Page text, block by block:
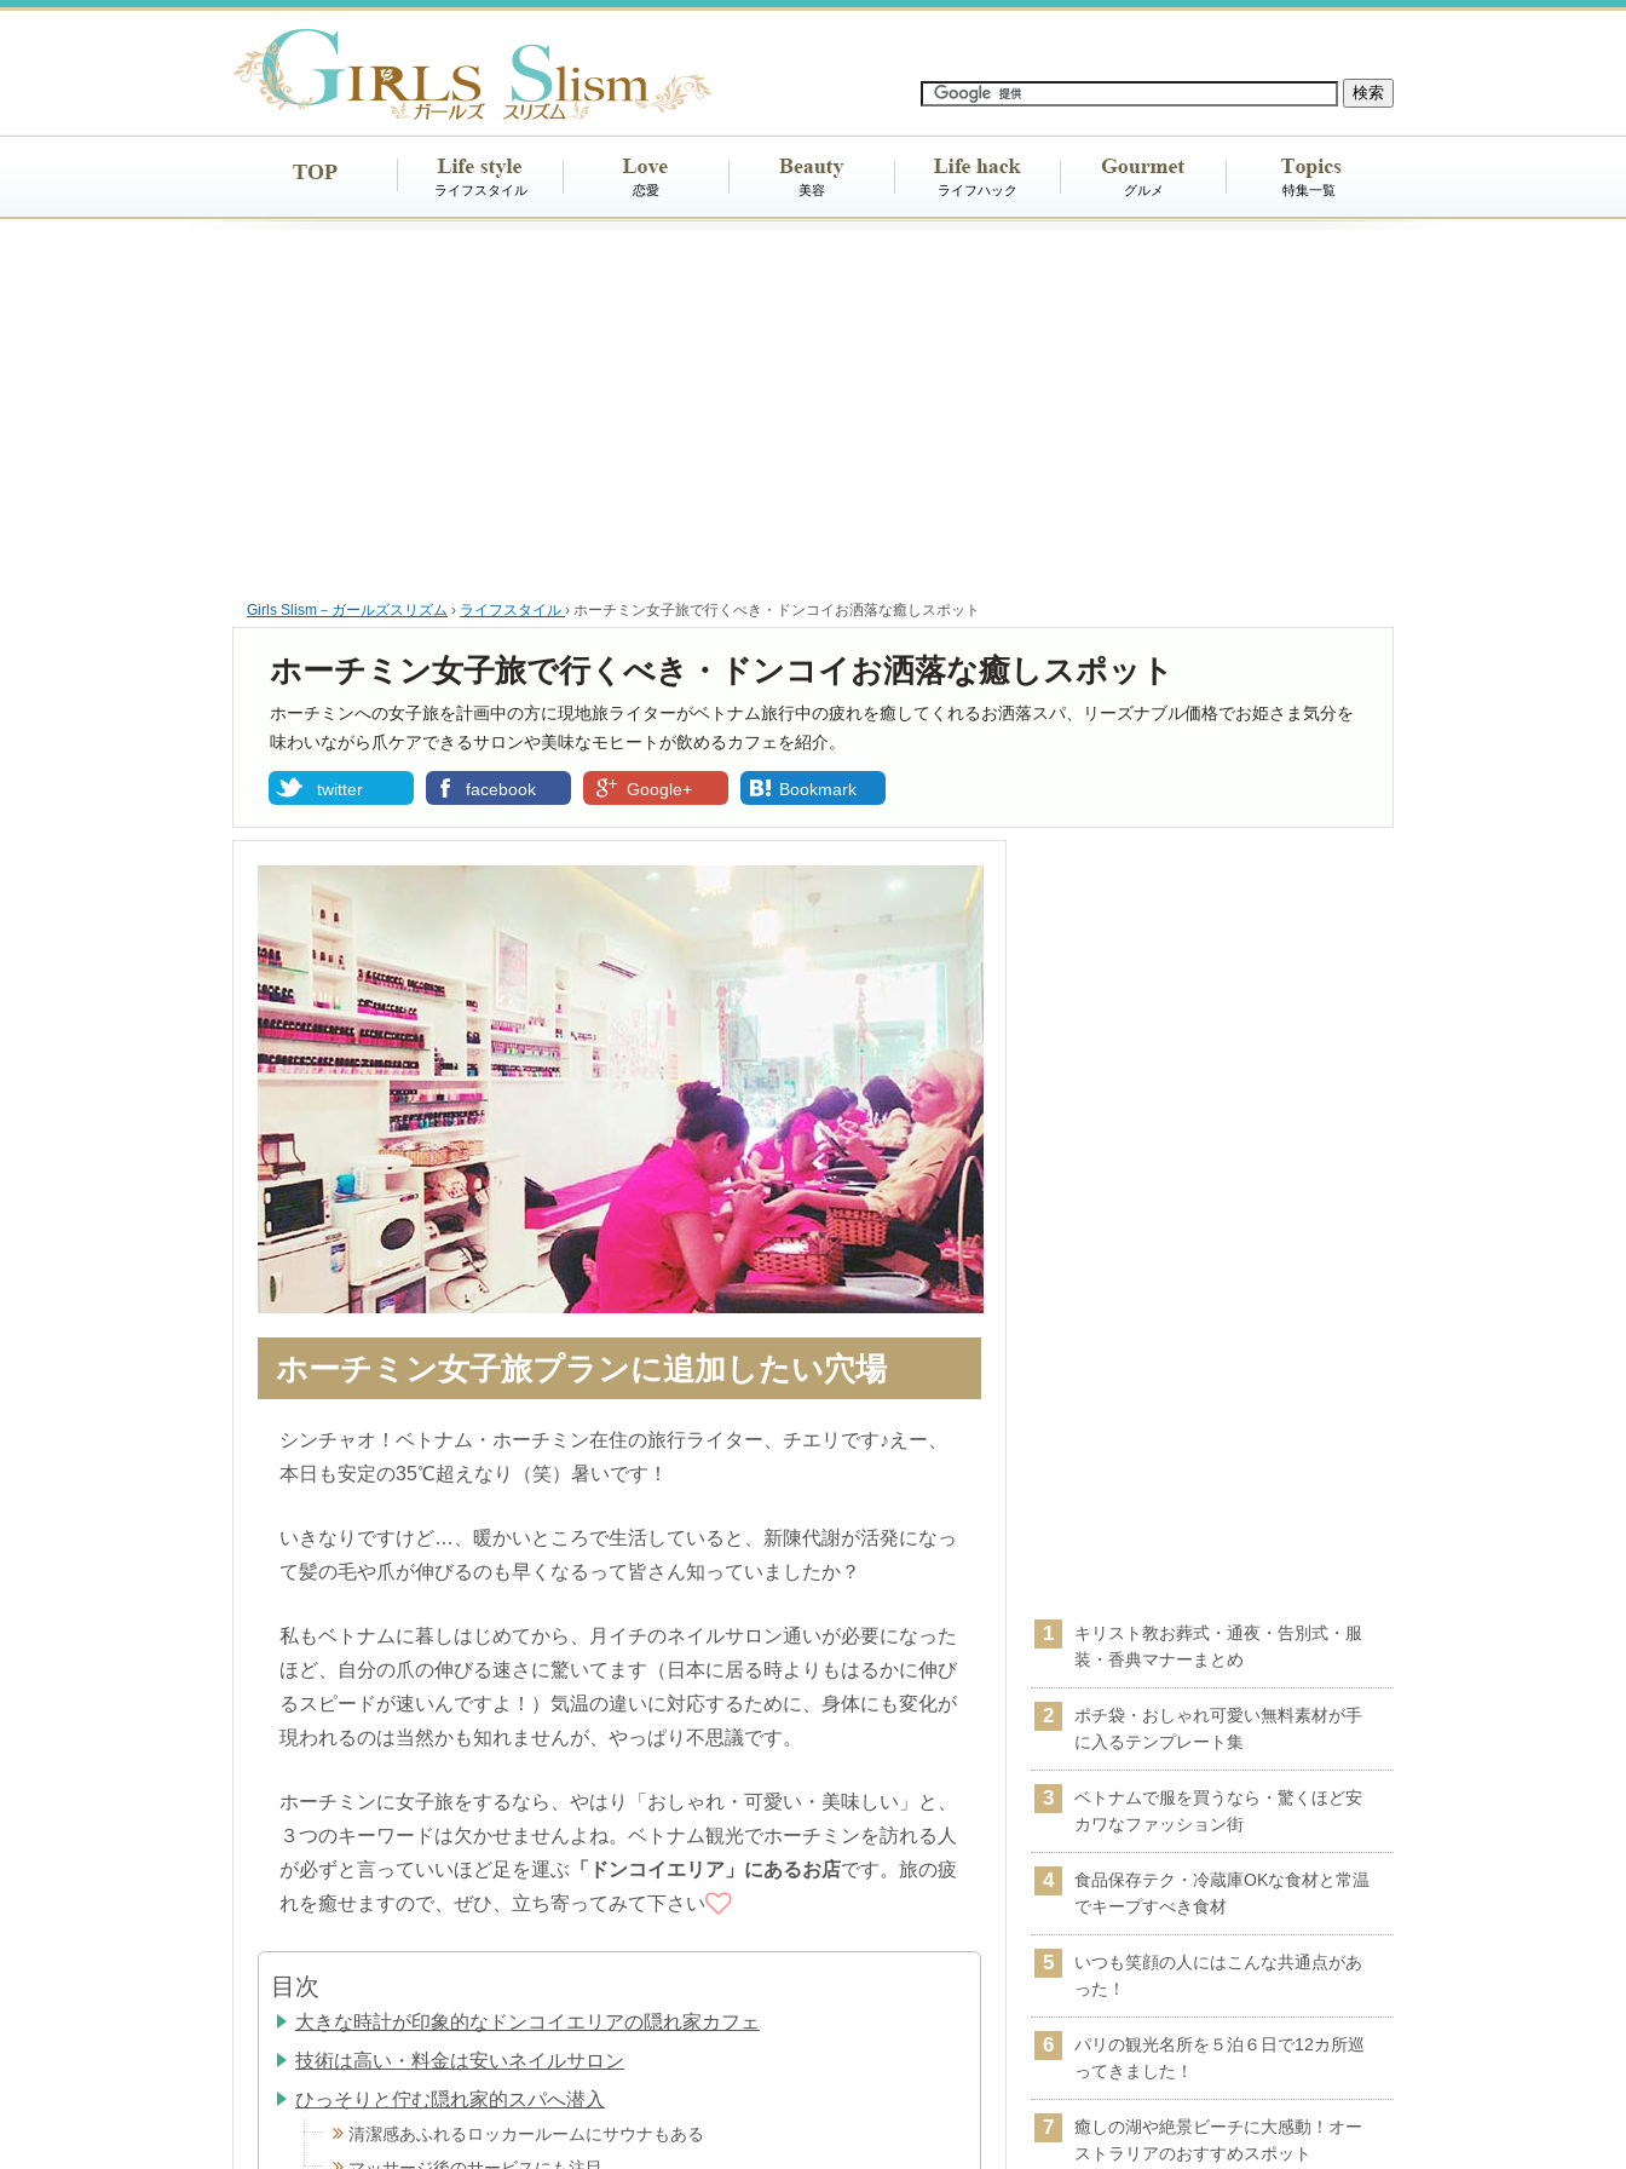
TOP
ライフスタイル 恋愛 美容 ライフハック グルメ 特集一覧
Girls Slism－ガールズスリズム › ライフスタイル › ホーチミン女子旅で行くべき・ドンコイお洒落な癒しスポット
ホーチミン女子旅で行くべき・ドンコイお洒落な癒しスポット
ホーチミンへの女子旅を計画中の方に現地旅ライターがベトナム旅行中の疲れを癒してくれるお洒落スパ、リーズナブル価格でお姫さま気分を
味わいながら爪ケアできるサロンや美味なモヒートが飲めるカフェを紹介。
twitter facebook Google+ Bookmark
ホーチミン女子旅プランに追加したい穴場
シンチャオ！ベトナム・ホーチミン在住の旅行ライター、チエリです♪えー、
本日も安定の35℃超えなり（笑）暑いです！
いきなりですけど…、暖かいところで生活していると、新陳代謝が活発になっ
て髪の毛や爪が伸びるのも早くなるって皆さん知っていましたか？
私もベトナムに暮しはじめてから、月イチのネイルサロン通いが必要になった
ほど、自分の爪の伸びる速さに驚いてます（日本に居る時よりもはるかに伸び
るスピードが速いんですよ！）気温の違いに対応するために、身体にも変化が
現われるのは当然かも知れませんが、やっぱり不思議です。
ホーチミンに女子旅をするなら、やはり「おしゃれ・可愛い・美味しい」と、
３つのキーワードは欠かせませんよね。ベトナム観光でホーチミンを訪れる人
が必ずと言っていいほど足を運ぶ 「ドンコイエリア」にあるお店です。旅の疲
れを癒せますので、ぜひ、立ち寄ってみて下さい
目次
大きな時計が印象的なドンコイエリアの隠れ家カフェ
技術は高い・料金は安いネイルサロン
ひっそりと佇む隠れ家的スパへ潜入
清潔感あふれるロッカールームにサウナもある
キリスト教お葬式・通夜・告別式・服
装・香典マナーまとめ
ポチ袋・おしゃれ可愛い無料素材が手
に入るテンプレート集
ベトナムで服を買うなら・驚くほど安
カワなファッション街
食品保存テク・冷蔵庫OKな食材と常温
でキープすべき食材
いつも笑顔の人にはこんな共通点があ
った！
パリの観光名所を５泊６日で12カ所巡
ってきました！
癒しの湖や絶景ビーチに大感動！オー
ストラリアのおすすめスポット